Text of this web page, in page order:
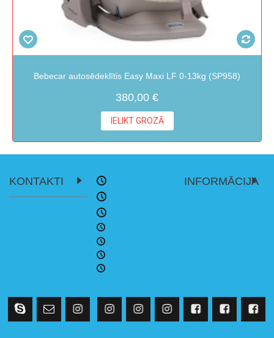
Bebecar autosēdeklītis Easy Maxi LF 0-13kg (SP958)
380,00 €
IELIKT GROZĀ
KONTAKTI INFORMĀCIJA